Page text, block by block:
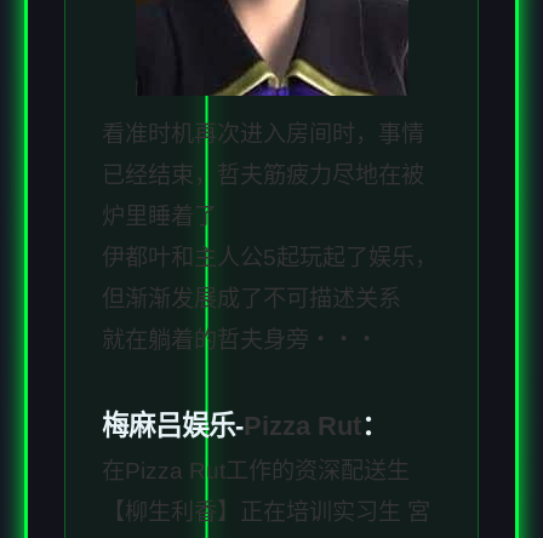
看准时机再次进入房间时，事情
已经结束，哲夫筋疲力尽地在被
炉里睡着了
伊都叶和主人公5起玩起了娱乐，
但渐渐发展成了不可描述关系
就在躺着的哲夫身旁・・・
梅麻吕娱乐-Pizza Rut：
在Pizza Rut工作的资深配送生
【柳生利香】正在培训实习生 宮